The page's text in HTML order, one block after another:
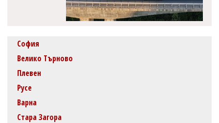
София
Велико Търново
Плевен
Русе
Варна
Стара Загора